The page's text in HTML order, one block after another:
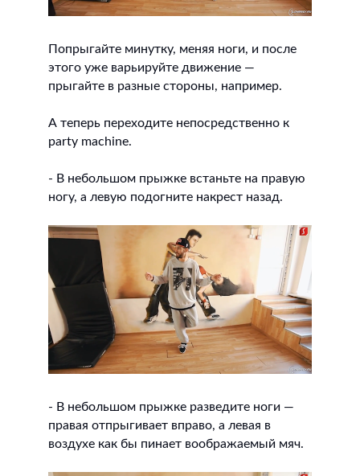
Попрыгайте минутку, меняя ноги, и после
этого уже варьируйте движение —
прыгайте в разные стороны, например.
А теперь переходите непосредственно к
party machine.
- В небольшом прыжке встаньте на правую
ногу, а левую подогните накрест назад.
- В небольшом прыжке разведите ноги —
правая отпрыгивает вправо, а левая в
воздухе как бы пинает воображаемый мяч.